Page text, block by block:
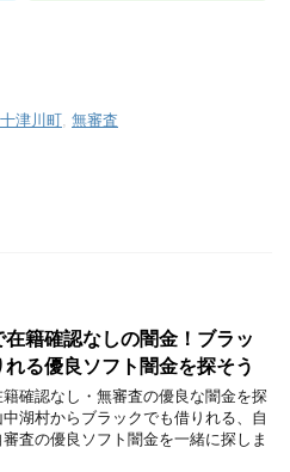
津川町, 無審査
在籍確認なしの闇金！ブラッ
れる優良ソフト闇金を探そう
確認なし・無審査の優良な闇金を探
湖村からブラックでも借りれる、自
査の優良ソフト闇金を一緒に探しま